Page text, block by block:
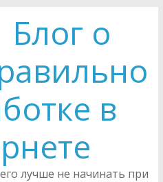
Блог о
в
лучше не начинать при